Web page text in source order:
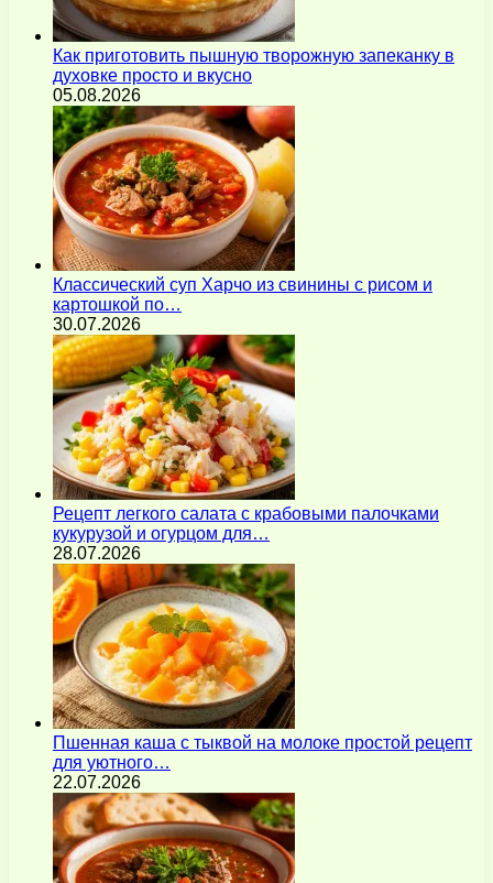
Как приготовить пышную творожную запеканку в
духовке просто и вкусно
05.08.2026
Классический суп Харчо из свинины с рисом и
картошкой по…
30.07.2026
Рецепт легкого салата с крабовыми палочками
кукурузой и огурцом для…
28.07.2026
Пшенная каша с тыквой на молоке простой рецепт
для уютного…
22.07.2026